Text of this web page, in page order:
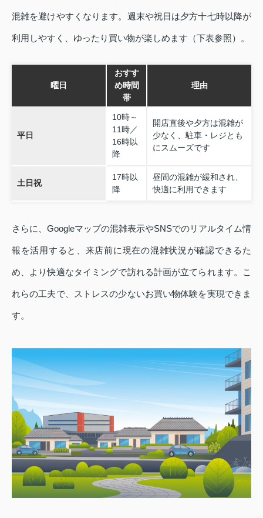
混雑を避けやすくなります。週末や祝日は夕方十七時以降が
利用しやすく、ゆったり買い物が楽しめます（下表参照）。
曜日
おすす
め時間
帯
理由
平日
10時～
11時／
16時以
降
開店直後や夕方は混雑が
少なく、駐車・レジとも
にスムーズです
土日祝
17時以
降
昼間の混雑が緩和され、
快適に利用できます
さらに、Googleマップの混雑表示やSNSでのリアルタイム情
報を活用すると、来店前に現在の混雑状況が確認できるた
め、より快適なタイミングで訪れる計画が立てられます。こ
れらの工夫で、ストレスの少ないお買い物体験を実現できま
す。